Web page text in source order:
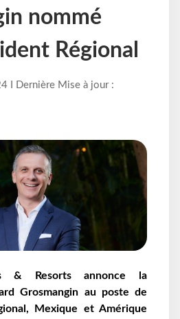
nommé
Régional
I Dernière Mise à jour :
& Resorts annonce la
Grosmangin au poste de
Mexique et Amérique